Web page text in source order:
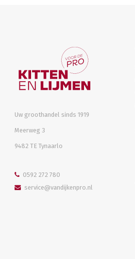
Uw groothandel sinds 1919
Meerweg 3
9482 TE Tynaarlo
0592 272 780
service@vandijkenpro.nl